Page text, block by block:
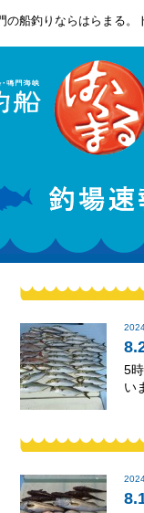
の船釣りならはらまる。
5
い